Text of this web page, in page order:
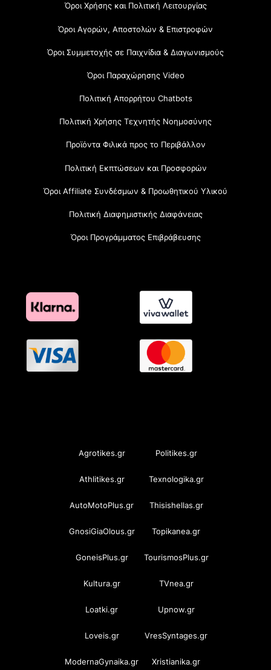
Όροι Χρήσης και Πολιτική Λειτουργίας
Όροι Αγορών, Αποστολών & Επιστροφών
Όροι Συμμετοχής σε Παιχνίδια & Διαγωνισμούς
Όροι Παραχώρησης Video
Πολιτική Απορρήτου Chatbots
Πολιτική Χρήσης Τεχνητής Νοημοσύνης
Προϊόντα Φιλικά προς το Περιβάλλον
Πολιτική Εκπτώσεων και Προσφορών
Όροι Affiliate Συνδέσμων & Προωθητικού Υλικού
Πολιτική Διαφημιστικής Διαφάνειας
Όροι Προγράμματος Επιβράβευσης
Agrotikes.gr Politikes.gr
Athlitikes.gr Texnologika.gr
AutoMotoPlus.gr Thisishellas.gr
GnosiGiaOlous.gr Topikanea.gr
GoneisPlus.gr TourismosPlus.gr
Kultura.gr TVnea.gr
Loatki.gr Upnow.gr
Loveis.gr VresSyntages.gr
ModernaGynaika.gr Xristianika.gr